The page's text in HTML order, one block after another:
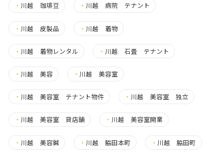
・ 川越 珈琲豆 ・ 川越 病院 テナント
・ 川越 皮製品 ・ 川越 着物
・ 川越 着物レンタル ・ 川越 石畳 テナント
・ 川越 美容 ・ 川越 美容室
・ 川越 美容室 テナント物件 ・ 川越 美容室 独立
・ 川越 美容室 貸店舗 ・ 川越 美容室開業
・ 川越 美容鍼 ・ 川越 脇田本町 ・ 川越 脇田町